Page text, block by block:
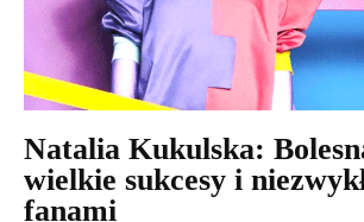
Natalia Kukulska:
wielkie sukcesy i
fanami